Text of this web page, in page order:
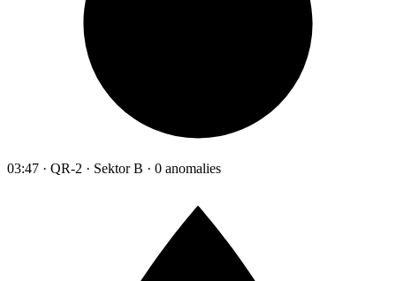
03:47 · QR-2 · Sektor B · 0 anomalies